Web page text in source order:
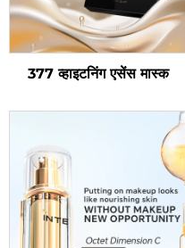
377 व्हाइटनिंग एसेंस मास्क